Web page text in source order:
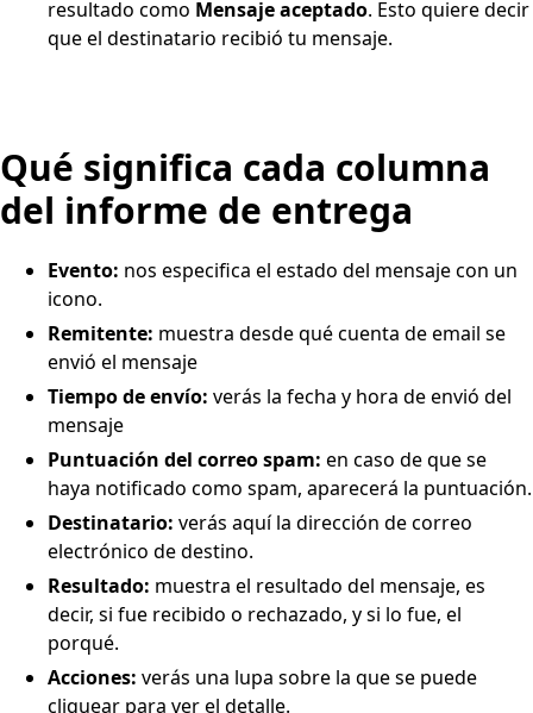
resultado como Mensaje aceptado. Esto quiere decir
que el destinatario recibió tu mensaje.
Qué significa cada columna
del informe de entrega
Evento: nos especifica el estado del mensaje con un
icono.
Remitente: muestra desde qué cuenta de email se
envió el mensaje
Tiempo de envío: verás la fecha y hora de envió del
mensaje
Puntuación del correo spam: en caso de que se
haya notificado como spam, aparecerá la puntuación.
Destinatario: verás aquí la dirección de correo
electrónico de destino.
Resultado: muestra el resultado del mensaje, es
decir, si fue recibido o rechazado, y si lo fue, el
porqué.
Acciones: verás una lupa sobre la que se puede
cliquear para ver el detalle.